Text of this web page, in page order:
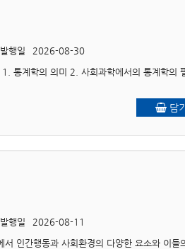
발행일
2026-08-30
담기
발행일
2026-08-11